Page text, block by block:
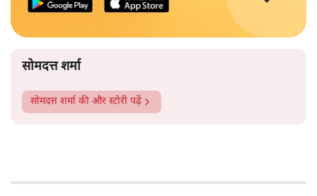
सोमदत्त शर्मा
सोमदत्त शर्मा की और स्टोरी पढ़ें